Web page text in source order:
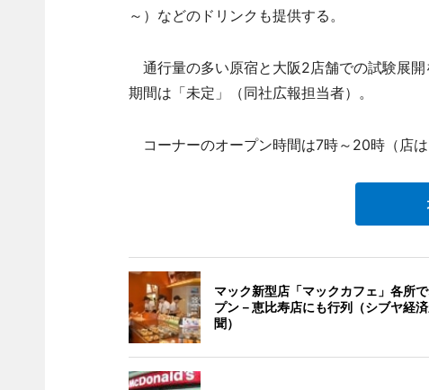
～）などのドリンクも提供する。
通行量の多い原宿と大阪2店舗での試験展
期間は「未定」（同社広報担当者）。
コーナーのオープン時間は7時～20時（店は
マック新型店「マックカフェ」各所
プン－恵比寿店にも行列（シブヤ経
聞）